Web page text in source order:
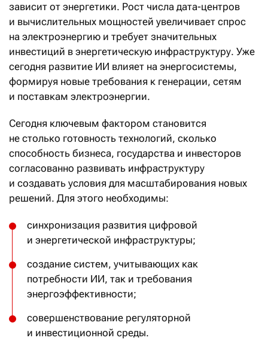
зависит от энергетики. Рост числа дата-центров
и вычислительных мощностей увеличивает спрос
на электроэнергию и требует значительных
инвестиций в энергетическую инфраструктуру. Уже
сегодня развитие ИИ влияет на энергосистемы,
формируя новые требования к генерации, сетям
и поставкам электроэнергии.
Сегодня ключевым фактором становится
не столько готовность технологий, сколько
способность бизнеса, государства и инвесторов
согласованно развивать инфраструктуру
и создавать условия для масштабирования новых
решений. Для этого необходимы:
синхронизация развития цифровой
и энергетической инфраструктуры;
создание систем, учитывающих как
потребности ИИ, так и требования
энергоэффективности;
совершенствование регуляторной
и инвестиционной среды.